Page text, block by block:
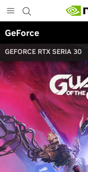
to
main
content
GeForce
GEFORCE RTX SERIA 30